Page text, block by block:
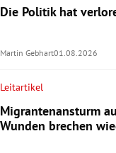
Die Politik hat
Martin Gebhart01.08.2026
Leitartikel
Migrantenansturm
Wunden brechen